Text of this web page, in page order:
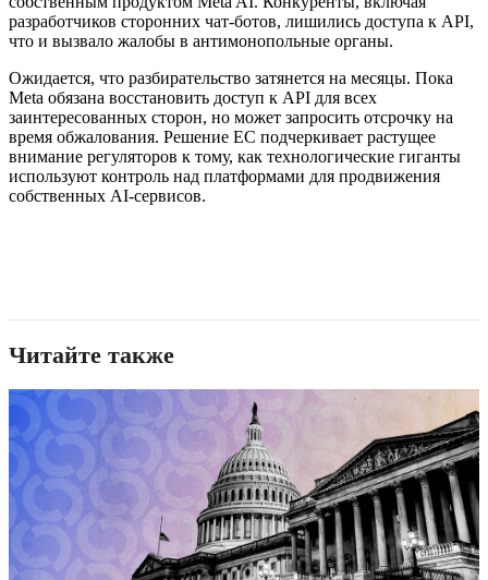
разработчиков сторонних чат-ботов, лишились доступа к API,
что и вызвало жалобы в антимонопольные органы.
Ожидается, что разбирательство затянется на месяцы. Пока
Meta обязана восстановить доступ к API для всех
заинтересованных сторон, но может запросить отсрочку на
время обжалования. Решение ЕС подчеркивает растущее
внимание регуляторов к тому, как технологические гиганты
используют контроль над платформами для продвижения
собственных AI-сервисов.
Читайте также